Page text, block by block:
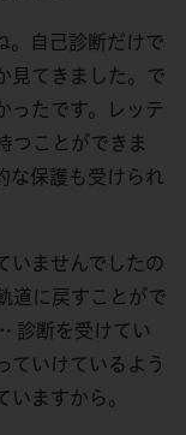
。自己診断だけで
見てきました。で
ったです。レッテ
つことができま
な保護も受けられ
いませんでしたの
道に戻すことがで
診断を受けてい
ていけているよう
いますから。